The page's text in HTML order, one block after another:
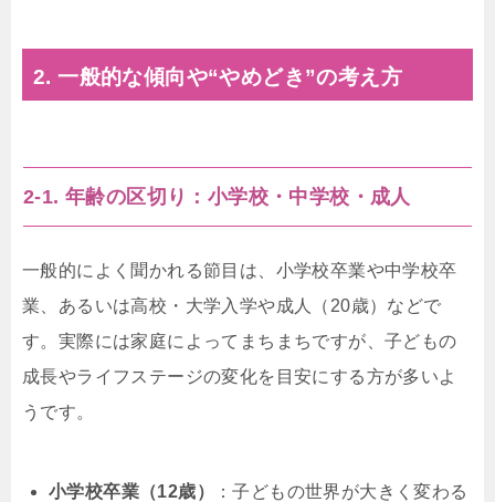
2. 一般的な傾向や“やめどき”の考え方
2-1. 年齢の区切り：小学校・中学校・成人
一般的によく聞かれる節目は、小学校卒業や中学校卒
業、あるいは高校・大学入学や成人（20歳）などで
す。実際には家庭によってまちまちですが、子どもの
成長やライフステージの変化を目安にする方が多いよ
うです。
小学校卒業（12歳）
：子どもの世界が大きく変わる